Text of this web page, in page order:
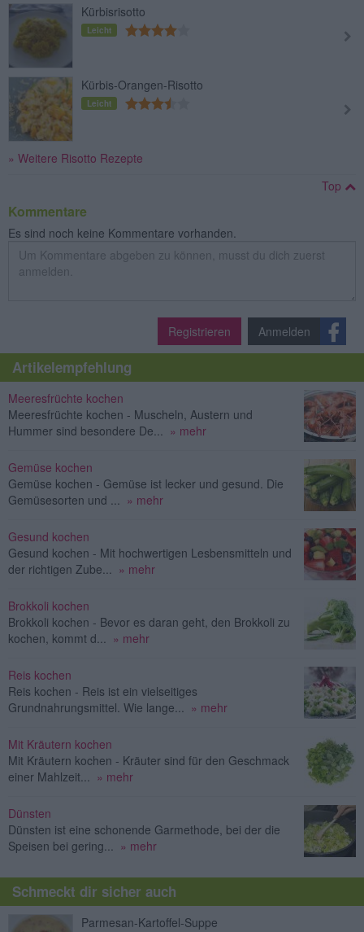
Kürbisrisotto
Leicht
Kürbis-Orangen-Risotto
Leicht
» Weitere Risotto Rezepte
Top
Kommentare
Es sind noch keine Kommentare vorhanden.
Registrieren Anmelden
Artikelempfehlung
Meeresfrüchte kochen
Meeresfrüchte kochen - Muscheln, Austern und
Hummer sind besondere De... » mehr
Gemüse kochen
Gemüse kochen - Gemüse ist lecker und gesund. Die
Gemüsesorten und ... » mehr
Gesund kochen
Gesund kochen - Mit hochwertigen Lesbensmitteln und
der richtigen Zube... » mehr
Brokkoli kochen
Brokkoli kochen - Bevor es daran geht, den Brokkoli zu
kochen, kommt d... » mehr
Reis kochen
Reis kochen - Reis ist ein vielseitiges
Grundnahrungsmittel. Wie lange... » mehr
Mit Kräutern kochen
Mit Kräutern kochen - Kräuter sind für den Geschmack
einer Mahlzeit... » mehr
Dünsten
Dünsten ist eine schonende Garmethode, bei der die
Speisen bei gering... » mehr
Schmeckt dir sicher auch
Parmesan-Kartoffel-Suppe